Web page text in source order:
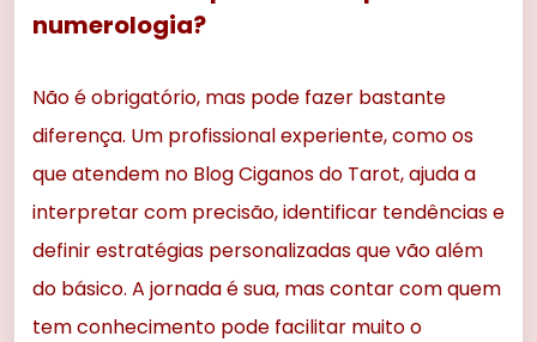
numerologia?
Não é obrigatório, mas pode fazer bastante
diferença. Um profissional experiente, como os
que atendem no Blog Ciganos do Tarot, ajuda a
interpretar com precisão, identificar tendências e
definir estratégias personalizadas que vão além
do básico. A jornada é sua, mas contar com quem
tem conhecimento pode facilitar muito o